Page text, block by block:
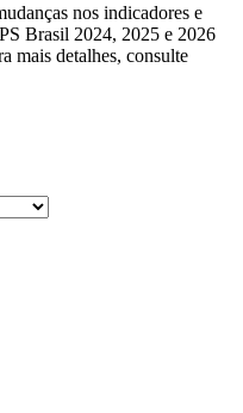
nos indicadores e
Brasil 2024, 2025 e 2026
mais detalhes, consulte